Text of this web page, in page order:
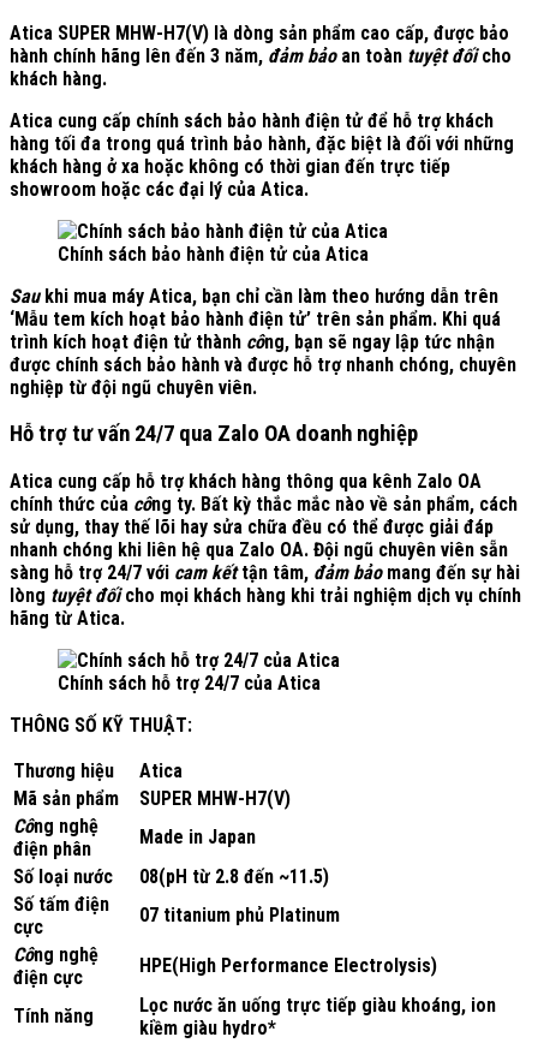
Atica SUPER MHW-H7(V) là dòng sản phẩm cao cấp, được bảo
hành chính hãng lên đến 3 năm, đảm bảo an toàn tuyệt đốicho
khách hàng.
Atica cung cấp chính sách bảo hành điện tử để hỗ trợ khách
hàng tối đa trong quá trình bảo hành, đặc biệt là đối với những
khách hàng ở xa hoặc không có thời gian đến trực tiếp
showroom hoặc các đại lý của Atica.
Chính sách bảo hành điện tử của Atica
Sau khi mua máy Atica, bạn chỉ cần làm theo hướng dẫn trên
‘Mẫu tem kích hoạt bảo hành điện tử’ trên sản phẩm. Khi quá
trình kích hoạt điện tử thành công, bạn sẽ ngay lập tức nhận
được chính sách bảo hành và được hỗ trợ nhanh chóng, chuyên
nghiệp từ đội ngũ chuyên viên.
Hỗ trợ tư vấn 24/7 qua Zalo OA doanh nghiệp
Atica cung cấp hỗ trợ khách hàng thông qua kênh Zalo OA
chính thức của công ty. Bất kỳ thắc mắc nào về sản phẩm, cách
sử dụng, thay thế lõi hay sửa chữa đều có thể được giải đáp
nhanh chóng khi liên hệ qua Zalo OA. Đội ngũ chuyên viên sẵn
sàng hỗ trợ 24/7 với cam kếttận tâm, đảm bảo mang đến sự hài
lòng tuyệt đốicho mọi khách hàng khi trải nghiệm dịch vụ chính
hãng từ Atica.
Chính sách hỗ trợ 24/7 của Atica
THÔNG SỐ KỸ THUẬT:
Thương hiệu
Atica
Mã sản phẩm
SUPER MHW-H7(V)
Công nghệ
điện phân
Made in Japan
Số loại nước
08(pH từ 2.8 đến ~11.5)
Số tấm điện
cực
07 titanium phủ Platinum
Công nghệ
điện cực
HPE(High Performance Electrolysis)
Tính năng
Lọc nước ăn uống trực tiếp giàu khoáng, ion
kiềm giàu hydro*